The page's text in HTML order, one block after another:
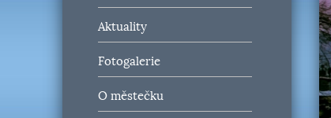
Aktuality
Fotogalerie
O městečku